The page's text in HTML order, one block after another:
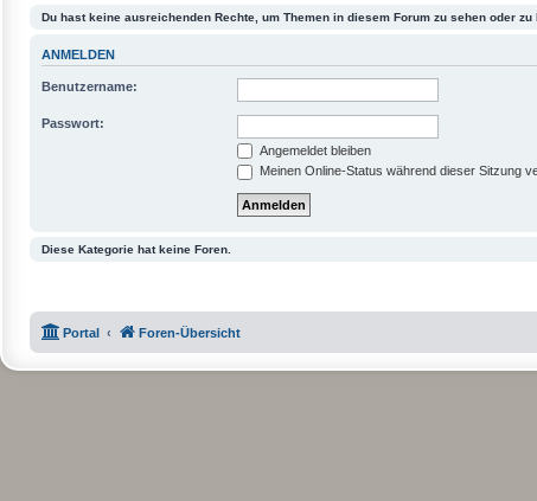
Du hast keine ausreichenden Rechte, um Themen in diesem Forum zu sehen oder zu
ANMELDEN
Benutzername:
Passwort:
Angemeldet bleiben
Meinen Online-Status während dieser Sitzung
Diese Kategorie hat keine Foren.
Portal Foren-Übersicht